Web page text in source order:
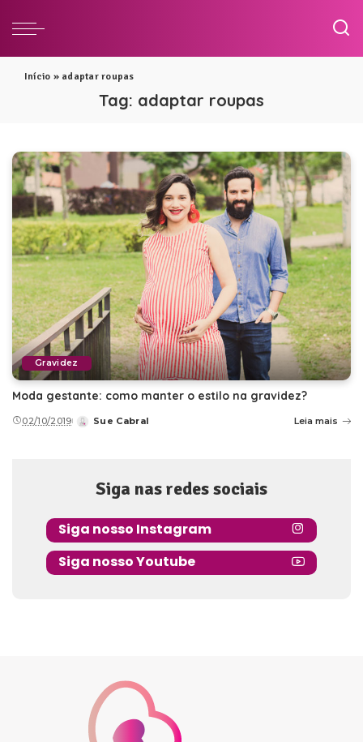
Início » adaptar roupas
Tag: adaptar roupas
Gravidez
Moda gestante: como manter o estilo na gravidez?
02/10/2019
Posted
Sue Cabral Leia mais
Siga nas redes sociais
Siga nosso Instagram
Siga nosso Youtube